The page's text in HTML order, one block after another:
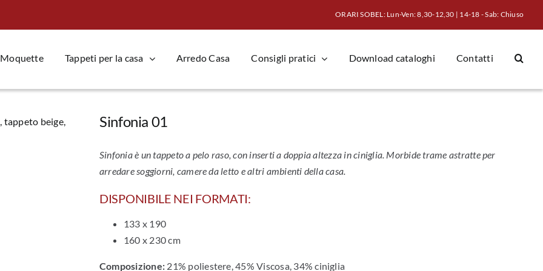
ORARI SOBEL: Lun-Ven: 8,30-12,30 | 14-18 - Sab: Chiuso
Moquette Tappeti per la casa Arredo Casa Consigli pratici Download cataloghi Contatti
Sinfonia 01
Sinfonia è un tappeto a pelo raso, con inserti a doppia altezza in ciniglia. Morbide trame astratte per
arredare soggiorni, camere da letto e altri ambienti della casa.
DISPONIBILE NEI FORMATI:
133 x 190
160 x 230 cm
Composizione: 21% poliestere, 45% Viscosa, 34% ciniglia